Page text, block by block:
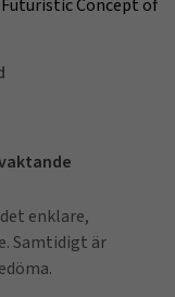
enklare,
Samtidigt är